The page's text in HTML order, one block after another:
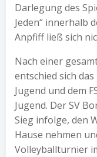
Darlegung des
Jeden“ innerhalb
Anpfiff ließ sich
Nach einer
entschied sich
Jugend und dem
Jugend. Der SV
Sieg infolge, den
Hause nehmen
Volleyballturnier